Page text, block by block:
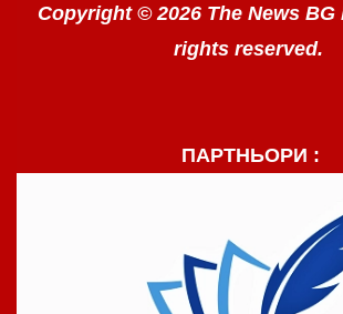
Copyright © 2026 The News BG
rights reserved.
ПАРТНЬОРИ :